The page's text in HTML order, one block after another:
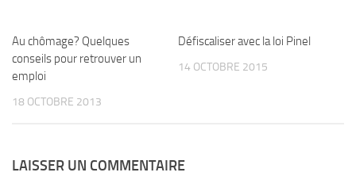
Au chômage? Quelques
conseils pour retrouver un
emploi
18 OCTOBRE 2013
Défiscaliser avec la loi Pinel
14 OCTOBRE 2015
LAISSER UN COMMENTAIRE